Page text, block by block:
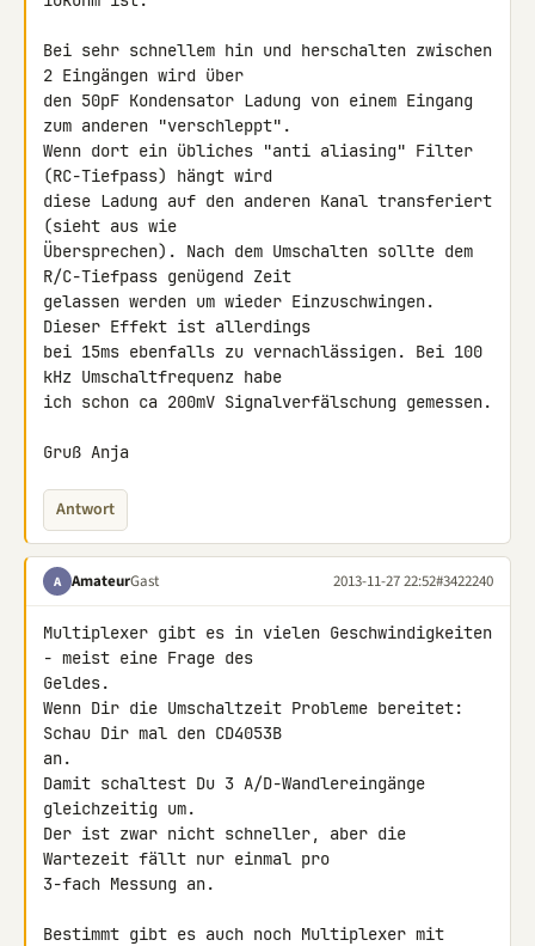
Bei sehr schnellem hin und herschalten zwischen
2 Eingängen wird über
den 50pF Kondensator Ladung von einem Eingang
zum anderen "verschleppt".
Wenn dort ein übliches "anti aliasing" Filter
(RC-Tiefpass) hängt wird
diese Ladung auf den anderen Kanal transferiert
(sieht aus wie
Übersprechen). Nach dem Umschalten sollte dem
R/C-Tiefpass genügend Zeit
gelassen werden um wieder Einzuschwingen.
Dieser Effekt ist allerdings
bei 15ms ebenfalls zu vernachlässigen. Bei 100
kHz Umschaltfrequenz habe
ich schon ca 200mV Signalverfälschung gemessen.
Gruß Anja
Antwort
A AmateurGast 2013-11-27 22:52#3422240
Multiplexer gibt es in vielen Geschwindigkeiten
- meist eine Frage des
Geldes.
Wenn Dir die Umschaltzeit Probleme bereitet:
Schau Dir mal den CD4053B
an.
Damit schaltest Du 3 A/D-Wandlereingänge
gleichzeitig um.
Der ist zwar nicht schneller, aber die
Wartezeit fällt nur einmal pro
3-fach Messung an.
Bestimmt gibt es auch noch Multiplexer mit